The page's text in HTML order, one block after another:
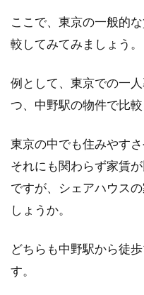
ここで、東京の一般的
較してみてみましょう。
例として、東京での一
つ、中野駅の物件で比較
東京の中でも住みやす
それにも関わらず家賃
ですが、シェアハウス
しょうか。
どちらも中野駅から徒
す。